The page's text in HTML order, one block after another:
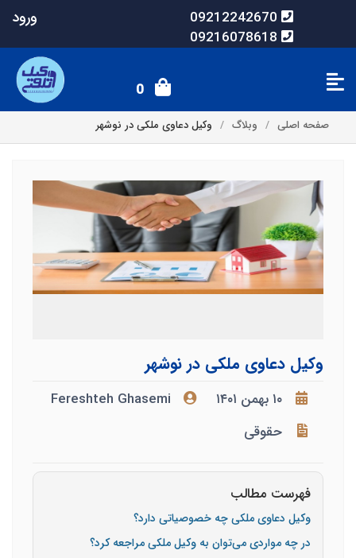
09212242670
09216078618
ورود
0
صفحه اصلی وبلاگ وکیل دعاوی ملکی در نوشهر
وکیل دعاوی ملکی در نوشهر
۱۰ بهمن ۱۴۰۱
Fereshteh Ghasemi
حقوقی
فهرست مطالب
وکیل دعاوی ملکی چه خصوصیاتی دارد؟
در چه مواردی می‌توان به وکیل ملکی مراجعه کرد؟